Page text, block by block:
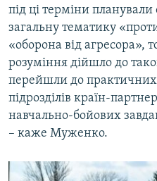
під ці терміни
загальну тематику
«оборона від агресора»,
розуміння дійшло до
перейшли до практичних
підрозділів країн-
навчально-бойових
– каже Муженко.